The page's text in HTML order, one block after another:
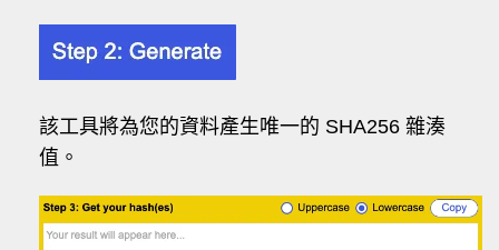
該工具將為您的資料產生唯一的 SHA256 雜湊
值。